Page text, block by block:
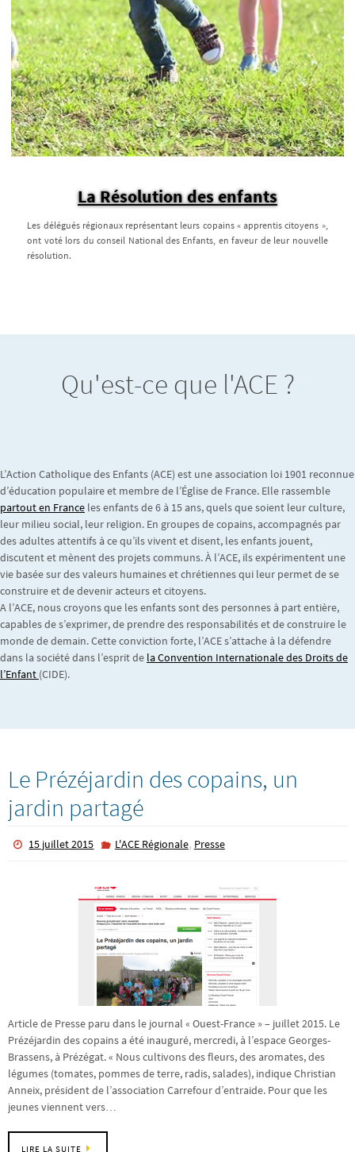
La Résolution des enfants
Les délégués régionaux représentant leurs copains « apprentis citoyens »,
ont voté lors du conseil National des Enfants, en faveur de leur nouvelle
résolution.
Qu'est-ce que l'ACE ?
L’Action Catholique des Enfants (ACE) est une association loi 1901 reconnue
d’éducation populaire et membre de l’Église de France. Elle rassemble
partout en France les enfants de 6 à 15 ans, quels que soient leur culture,
leur milieu social, leur religion. En groupes de copains, accompagnés par
des adultes attentifs à ce qu’ils vivent et disent, les enfants jouent,
discutent et mènent des projets communs. À l’ACE, ils expérimentent une
vie basée sur des valeurs humaines et chrétiennes qui leur permet de se
construire et de devenir acteurs et citoyens.
A l’ACE, nous croyons que les enfants sont des personnes à part entière,
capables de s’exprimer, de prendre des responsabilités et de construire le
monde de demain. Cette conviction forte, l’ACE s’attache à la défendre
dans la société dans l’esprit de la Convention Internationale des Droits de
l’Enfant (CIDE).
Le Prézéjardin des copains, un
jardin partagé
15 juillet 2015 L'ACE Régionale, Presse
Article de Presse paru dans le journal « Ouest-France » – juillet 2015. Le
Prézéjardin des copains a été inauguré, mercredi, à l’espace Georges-
Brassens, à Prézégat. « Nous cultivons des fleurs, des aromates, des
légumes (tomates, pommes de terre, radis, salades), indique Christian
Anneix, président de l’association Carrefour d’entraide. Pour que les
jeunes viennent vers…
LIRE LA SUITE